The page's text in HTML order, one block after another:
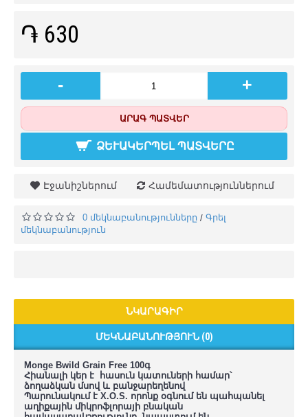
֏ 630
- +
ԱՐԱԳ ՊԱՏՎԵՐ
ՁԵՒԱԿԵՐՊԵԼ ՊԱՏՎԵՐԸ
Էջանիշներում Համեմատություններում
0 մեկնաբանությունները / Գրել
մեկնաբանություն
ՆԿԱՐԱԳԻՐ
ՄԵԿՆԱԲԱՆՈՒԹՅՈՒՆ (0)
Monge Bwild Grain Free 100գ
Հիանալի կեր է հասուն կատուների համար՝
ձողաձկան մսով և բանջարեղենով
Պարունակում է X.O.S. որոնք օգնում են պահպանել
աղիքային միկրոֆլորայի բնական